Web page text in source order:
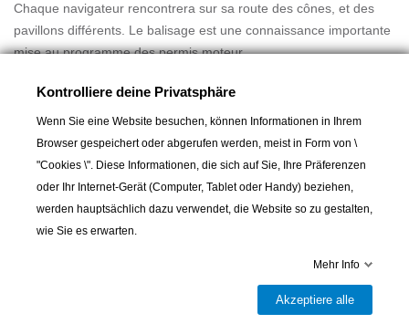
Chaque navigateur rencontrera sur sa route des cônes, et des
pavillons différents. Le balisage est une connaissance importante
mise au programme des permis moteur.
Dans cet ouvrage, illustré de 150 photos et dessins, Jean-Louis
Guéry a retranscrit tout ce qu'il faut savoir sur le balisage, les
signaux des navires, les phares et les feux. De jour comme de
nuit, qu'ils soient sonores, visuels ou lumineux , vous trouverez
dans cet ouvrage les informations nécessaire pour identifier les
différents signaux que vous rencontrerez.
Mehr lesen
Kontrolliere deine Privatsphäre
Wenn Sie eine Website besuchen, können Informationen in Ihrem
Browser gespeichert oder abgerufen werden, meist in Form von \
"Cookies \". Diese Informationen, die sich auf Sie, Ihre Präferenzen
oder Ihr Internet-Gerät (Computer, Tablet oder Handy) beziehen,
werden hauptsächlich dazu verwendet, die Website so zu gestalten,
wie Sie es erwarten.
Mehr Info
Akzeptiere alle